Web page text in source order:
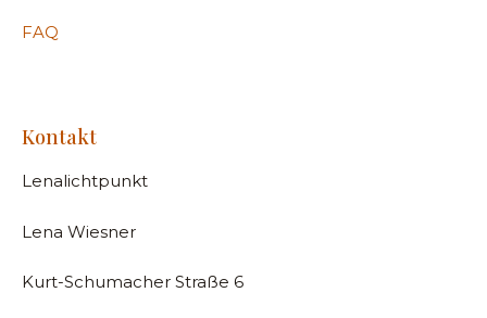
FAQ
Kontakt
Lenalichtpunkt
Lena Wiesner
Kurt-Schumacher Straße 6